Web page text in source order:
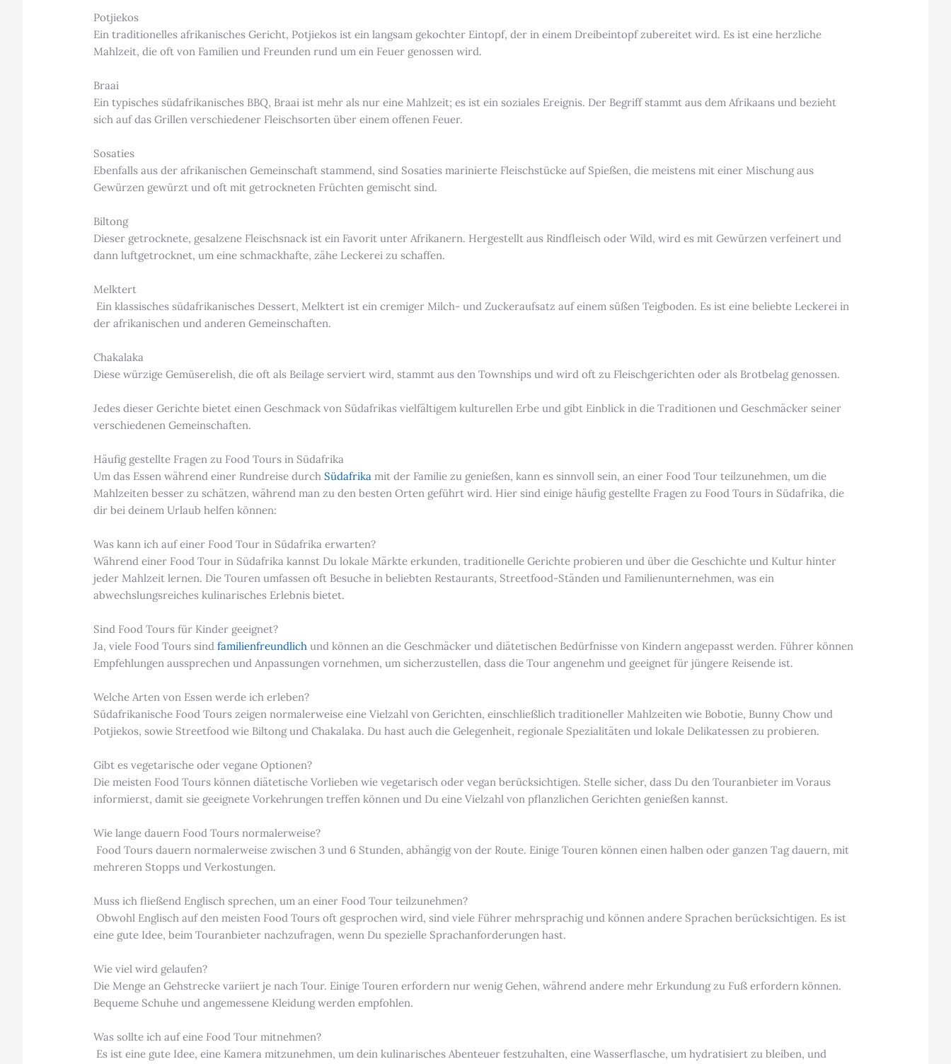
Potjiekos
Ein traditionelles afrikanisches Gericht, Potjiekos ist ein langsam gekochter Eintopf, der in einem Dreibeintopf zubereitet wird. Es ist eine herzliche
Mahlzeit, die oft von Familien und Freunden rund um ein Feuer genossen wird.
Braai
Ein typisches südafrikanisches BBQ, Braai ist mehr als nur eine Mahlzeit; es ist ein soziales Ereignis. Der Begriff stammt aus dem Afrikaans und bezieht
sich auf das Grillen verschiedener Fleischsorten über einem offenen Feuer.
Sosaties
Ebenfalls aus der afrikanischen Gemeinschaft stammend, sind Sosaties marinierte Fleischstücke auf Spießen, die meistens mit einer Mischung aus
Gewürzen gewürzt und oft mit getrockneten Früchten gemischt sind.
Biltong
Dieser getrocknete, gesalzene Fleischsnack ist ein Favorit unter Afrikanern. Hergestellt aus Rindfleisch oder Wild, wird es mit Gewürzen verfeinert und
dann luftgetrocknet, um eine schmackhafte, zähe Leckerei zu schaffen.
Melktert
Ein klassisches südafrikanisches Dessert, Melktert ist ein cremiger Milch- und Zuckeraufsatz auf einem süßen Teigboden. Es ist eine beliebte Leckerei in
der afrikanischen und anderen Gemeinschaften.
Chakalaka
Diese würzige Gemüserelish, die oft als Beilage serviert wird, stammt aus den Townships und wird oft zu Fleischgerichten oder als Brotbelag genossen.
Jedes dieser Gerichte bietet einen Geschmack von Südafrikas vielfältigem kulturellen Erbe und gibt Einblick in die Traditionen und Geschmäcker seiner
verschiedenen Gemeinschaften.
Häufig gestellte Fragen zu Food Tours in Südafrika
Um das Essen während einer Rundreise durchSüdafrika mit der Familie zu genießen, kann es sinnvoll sein, an einer Food Tour teilzunehmen, um die
Mahlzeiten besser zu schätzen, während man zu den besten Orten geführt wird. Hier sind einige häufig gestellte Fragen zu Food Tours in Südafrika, die
dir bei deinem Urlaub helfen können:
Was kann ich auf einer Food Tour in Südafrika erwarten?
Während einer Food Tour in Südafrika kannst Du lokale Märkte erkunden, traditionelle Gerichte probieren und über die Geschichte und Kultur hinter
jeder Mahlzeit lernen. Die Touren umfassen oft Besuche in beliebten Restaurants, Streetfood-Ständen und Familienunternehmen, was ein
abwechslungsreiches kulinarisches Erlebnis bietet.
Sind Food Tours für Kinder geeignet?
Ja, viele Food Tours sindfamilienfreundlich und können an die Geschmäcker und diätetischen Bedürfnisse von Kindern angepasst werden. Führer können
Empfehlungen aussprechen und Anpassungen vornehmen, um sicherzustellen, dass die Tour angenehm und geeignet für jüngere Reisende ist.
Welche Arten von Essen werde ich erleben?
Südafrikanische Food Tours zeigen normalerweise eine Vielzahl von Gerichten, einschließlich traditioneller Mahlzeiten wie Bobotie, Bunny Chow und
Potjiekos, sowie Streetfood wie Biltong und Chakalaka. Du hast auch die Gelegenheit, regionale Spezialitäten und lokale Delikatessen zu probieren.
Gibt es vegetarische oder vegane Optionen?
Die meisten Food Tours können diätetische Vorlieben wie vegetarisch oder vegan berücksichtigen. Stelle sicher, dass Du den Touranbieter im Voraus
informierst, damit sie geeignete Vorkehrungen treffen können und Du eine Vielzahl von pflanzlichen Gerichten genießen kannst.
Wie lange dauern Food Tours normalerweise?
Food Tours dauern normalerweise zwischen 3 und 6 Stunden, abhängig von der Route. Einige Touren können einen halben oder ganzen Tag dauern, mit
mehreren Stopps und Verkostungen.
Muss ich fließend Englisch sprechen, um an einer Food Tour teilzunehmen?
Obwohl Englisch auf den meisten Food Tours oft gesprochen wird, sind viele Führer mehrsprachig und können andere Sprachen berücksichtigen. Es ist
eine gute Idee, beim Touranbieter nachzufragen, wenn Du spezielle Sprachanforderungen hast.
Wie viel wird gelaufen?
Die Menge an Gehstrecke variiert je nach Tour. Einige Touren erfordern nur wenig Gehen, während andere mehr Erkundung zu Fuß erfordern können.
Bequeme Schuhe und angemessene Kleidung werden empfohlen.
Was sollte ich auf eine Food Tour mitnehmen?
Es ist eine gute Idee, eine Kamera mitzunehmen, um dein kulinarisches Abenteuer festzuhalten, eine Wasserflasche, um hydratisiert zu bleiben, und